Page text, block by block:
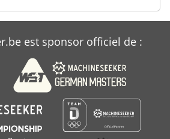
est sponsor officiel de :